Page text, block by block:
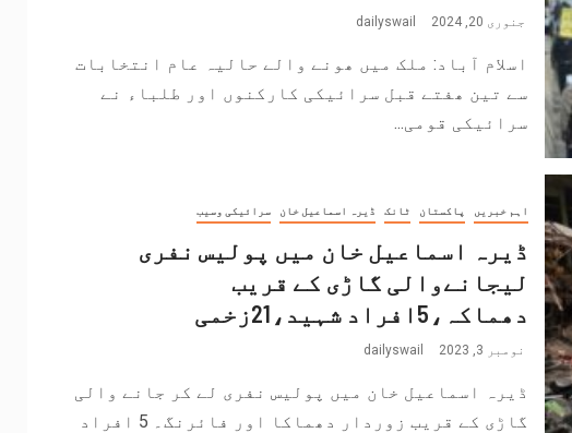
جنوری 20, 2024 dailyswail
اسلام آباد: ملک میں ھونے والے حالیہ عام انتخابات
سے تین ھفتے قبل سرائیکی کارکنوں اور طلباء نے
سرائیکی قومی...
اہم خبریں پاکستان ٹانک ڈیرہ اسماعیل خان سرائیکی وسیب
ڈیرہ اسماعیل خان میں پولیس نفری
لیجانےوالی گاڑی کے قریب
دھماکہ،5افراد شہید،21زخمی
نومبر 3, 2023 dailyswail
ڈیرہ اسماعیل خان میں پولیس نفری لے کر جانے والی
گاڑی کے قریب زوردار دھماکا اور فائرنگ۔ 5 افراد